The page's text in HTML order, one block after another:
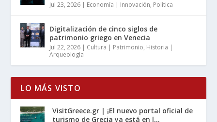
Jul 23, 2026 | Economía | Innovación, Política
Digitalización de cinco siglos de
patrimonio griego en Venecia
Jul 22, 2026 | Cultura | Patrimonio, Historia |
Arqueología
LO MÁS VISTO
VisitGreece.gr | ¡El nuevo portal oficial de
turismo de Grecia ya está en l...